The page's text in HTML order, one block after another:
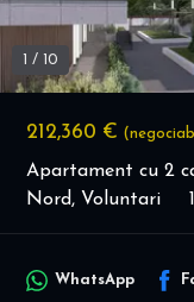
212,360 €
Apartament cu 2
Nord, Voluntari
1 / 10
WhatsApp